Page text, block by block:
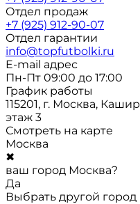
Отдел продаж
+7 (925) 912-90-07
Отдел гарантии
info@topfutbolki.ru
E-mail адрес
Пн-Пт 09:00 до 17:00
График работы
115201, г. Москва,
этаж 3
Смотреть на карте
Москва
✖
ваш город Москва?
Да
Выбрать другой город